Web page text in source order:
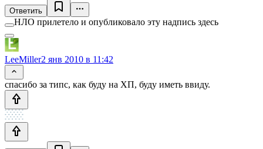
Ответить
НЛО прилетело и опубликовало эту надпись здесь
LeeMiller2 янв 2010 в 11:42
спасибо за типс, как буду на ХП, буду иметь ввиду.